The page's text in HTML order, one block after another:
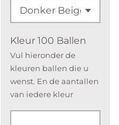
Kleur 100 Ballen
Vul hieronder de
kleuren ballen die u
wenst. En de aantallen
van iedere kleur